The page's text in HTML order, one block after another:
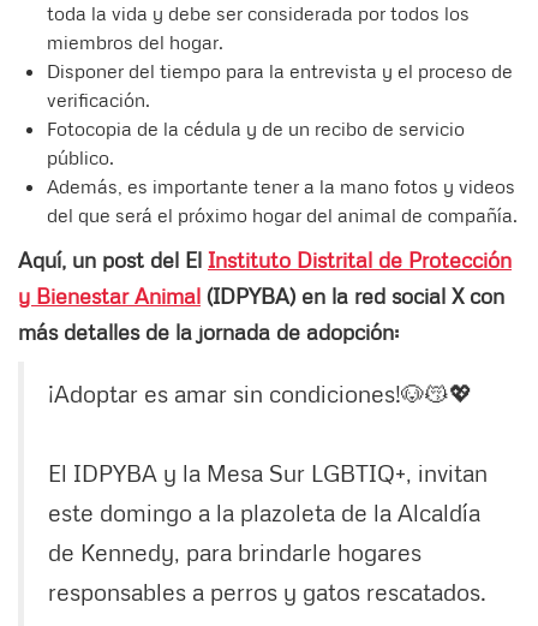
toda la vida y debe ser considerada por todos los
miembros del hogar.
Disponer del tiempo para la entrevista y el proceso de
verificación.
Fotocopia de la cédula y de un recibo de servicio
público.
Además, es importante tener a la mano fotos y videos
del que será el próximo hogar del animal de compañía.
Aquí, un post del El Instituto Distrital de Protección
y Bienestar Animal (IDPYBA) en la red social X con
más detalles de la jornada de adopción:
¡Adoptar es amar sin condiciones!🐶😽💖
El IDPYBA y la Mesa Sur LGBTIQ+, invitan
este domingo a la plazoleta de la Alcaldía
de Kennedy, para brindarle hogares
responsables a perros y gatos rescatados.